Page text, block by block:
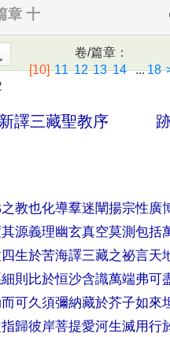
章 十
卷/篇章：
[10] 11 12 13 14...18
新譯三藏聖教序
教也化導羣迷闡揚宗性廣
源義理幽玄真空莫測包括
生於苦海譯三藏之祕言天
細則比於恒沙含識萬端弗可
可久須彌納藏於芥子如來
歸彼岸菩提愛河生滅用行